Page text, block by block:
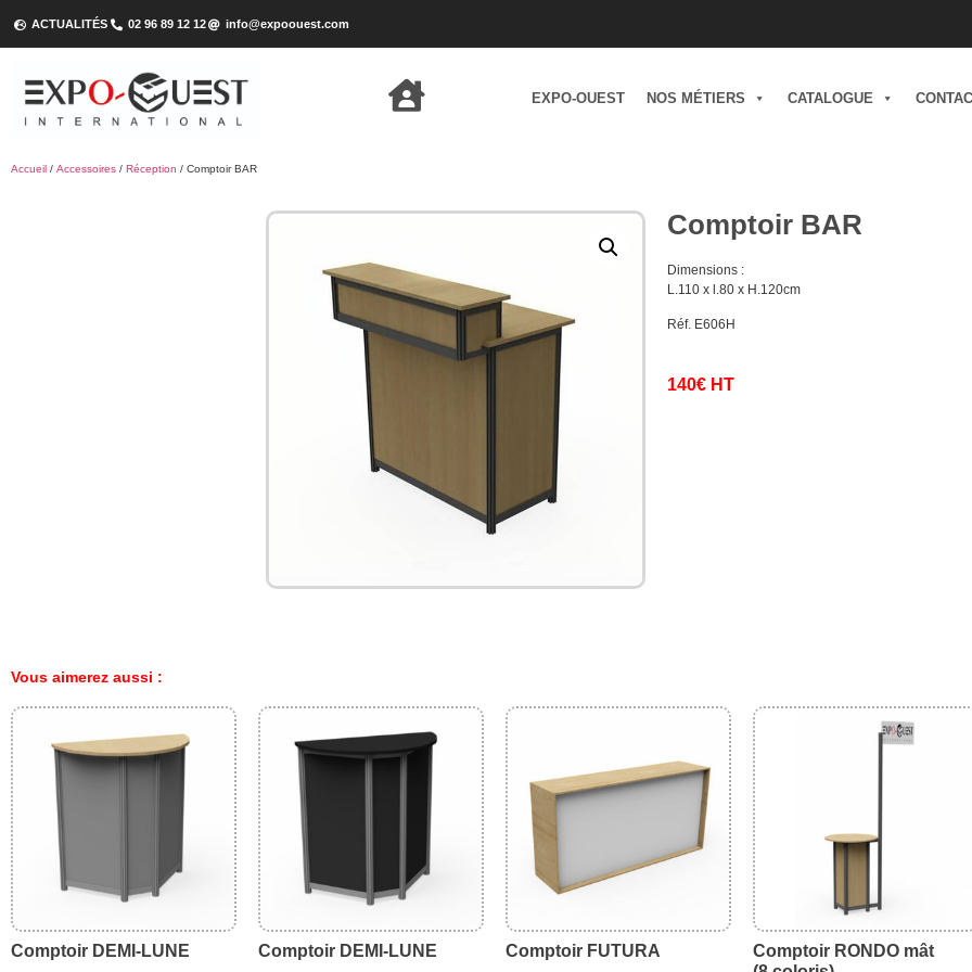
ACTUALITÉS 02 96 89 12 12 info@expoouest.com
EXPO-OUEST NOS MÉTIERS CATALOGUE
Accueil / Accessoires / Réception / Comptoir BAR
Comptoir BAR
Dimensions :
L.110 x l.80 x H.120cm
Réf. E606H
140€ HT
Vous aimerez aussi :
Comptoir DEMI-LUNE Comptoir DEMI-LUNE Comptoir FUTURA
Comptoir RONDO mât